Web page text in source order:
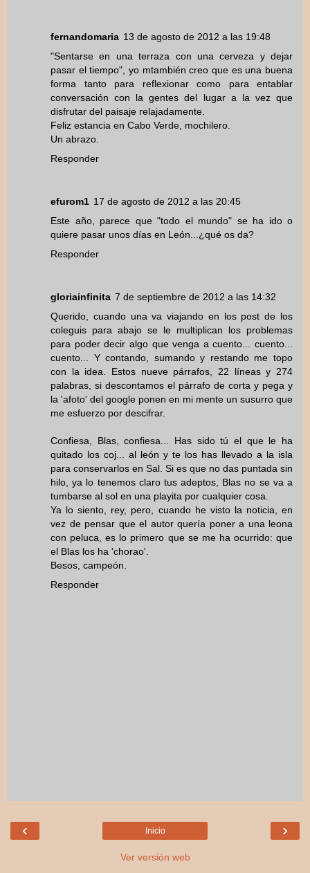
fernandomaria 13 de agosto de 2012 a las 19:48
"Sentarse en una terraza con una cerveza y dejar
pasar el tiempo", yo mtambién creo que es una buena
forma tanto para reflexionar como para entablar
conversación con la gentes del lugar a la vez que
disfrutar del paisaje relajadamente.
Feliz estancia en Cabo Verde, mochilero.
Un abrazo.
Responder
efurom1 17 de agosto de 2012 a las 20:45
Este año, parece que "todo el mundo" se ha ido o
quiere pasar unos días en León...¿qué os da?
Responder
gloriainfinita 7 de septiembre de 2012 a las 14:32
Querido, cuando una va viajando en los post de los
coleguis para abajo se le multiplican los problemas
para poder decir algo que venga a cuento... cuento...
cuento... Y contando, sumando y restando me topo
con la idea. Estos nueve párrafos, 22 líneas y 274
palabras, si descontamos el párrafo de corta y pega y
la 'afoto' del google ponen en mi mente un susurro que
me esfuerzo por descifrar.
Confiesa, Blas, confiesa... Has sido tú el que le ha
quitado los coj... al león y te los has llevado a la isla
para conservarlos en Sal. Si es que no das puntada sin
hilo, ya lo tenemos claro tus adeptos, Blas no se va a
tumbarse al sol en una playita por cualquier cosa.
Ya lo siento, rey, pero, cuando he visto la noticia, en
vez de pensar que el autor quería poner a una leona
con peluca, es lo primero que se me ha ocurrido: que
el Blas los ha 'chorao'.
Besos, campeón.
Responder
‹ ›
Inicio
Ver versión web